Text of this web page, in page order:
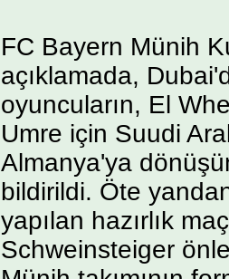
FC Bayern Münih
açıklamada,
oyuncuların, El
Umre için Suudi
Almanya'ya
bildirildi. Öte
yapılan hazırlık
Schweinsteiger